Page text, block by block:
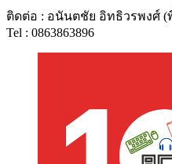
ติดต่อ : อนันตชัย อิทธิวรพงศ์ (
Tel : 0863863896